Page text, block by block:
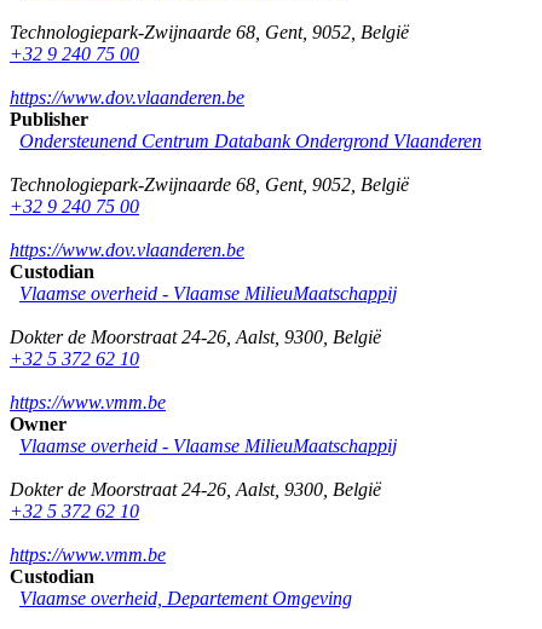
Technologiepark-Zwijnaarde 68 Gent, 9052 België
+32 9 240 75 00
https://www.dov.vlaanderen.be
Publisher
Ondersteunend Centrum Databank Ondergrond Vlaanderen
Technologiepark-Zwijnaarde 68 Gent, 9052 België
+32 9 240 75 00
https://www.dov.vlaanderen.be
Custodian
Vlaamse overheid - Vlaamse MilieuMaatschappij
Dokter de Moorstraat 24-26 Aalst, 9300 België
+32 5 372 62 10
https://www.vmm.be
Owner
Vlaamse overheid - Vlaamse MilieuMaatschappij
Dokter de Moorstraat 24-26 Aalst, 9300 België
+32 5 372 62 10
https://www.vmm.be
Custodian
Vlaamse overheid, Departement Omgeving